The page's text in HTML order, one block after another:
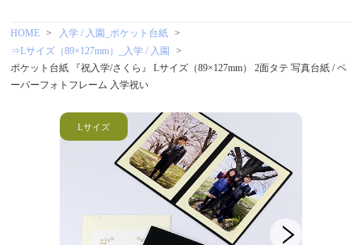
HOME
入学 / 入園_ポケット台紙
⇒Lサイズ（89×127mm）_入学 / 入園
ポケット台紙 『祝入学/さくら』 Lサイズ（89×127mm） 2面タテ 写真台紙 / ペ
ーパーフォトフレーム 入学祝い